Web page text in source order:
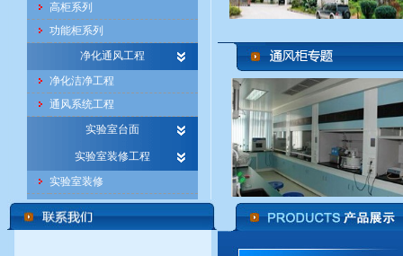
高柜系列
功能柜系列
净化通风工程
净化洁净工程
通风系统工程
实验室台面
实验室装修工程
实验室装修
办公室装修
实验室专用地板